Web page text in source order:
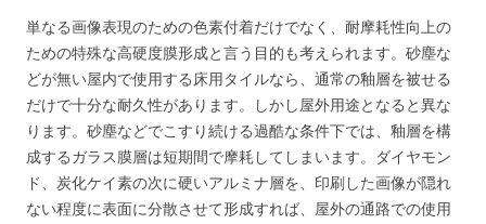
単なる画像表現のための色素付着だけでなく、耐摩耗性向上の
ための特殊な高硬度膜形成と言う目的も考えられます。砂塵な
どが無い屋内で使用する床用タイルなら、通常の釉層を被せる
だけで十分な耐久性があります。しかし屋外用途となると異な
ります。砂塵などでこすり続ける過酷な条件下では、釉層を構
成するガラス膜層は短期間で摩耗してしまいます。ダイヤモン
ド、炭化ケイ素の次に硬いアルミナ層を、印刷した画像が隠れ
ない程度に表面に分散させて形成すれば、屋外の通路での使用